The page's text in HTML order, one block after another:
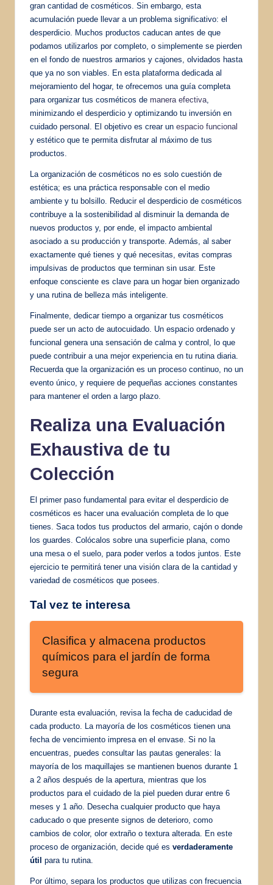
gran cantidad de cosméticos. Sin embargo, esta
acumulación puede llevar a un problema significativo: el
desperdicio. Muchos productos caducan antes de que
podamos utilizarlos por completo, o simplemente se pierden
en el fondo de nuestros armarios y cajones, olvidados hasta
que ya no son viables. En esta plataforma dedicada al
mejoramiento del hogar, te ofrecemos una guía completa
para organizar tus cosméticos de manera efectiva
minimizando el desperdicio y optimizando tu inversión en
cuidado personal. El objetivo es crear un espacio funcional
y estético que te permita disfrutar al máximo de tus
productos.
La organización de cosméticos no es solo cuestión de
estética; es una práctica responsable con el medio
ambiente y tu bolsillo. Reducir el desperdicio de cosméticos
contribuye a la sostenibilidad al disminuir la demanda de
nuevos productos y, por ende, el impacto ambiental
asociado a su producción y transporte. Además, al saber
exactamente qué tienes y qué necesitas, evitas compras
impulsivas de productos que terminan sin usar. Este
enfoque consciente es clave para un hogar bien organizado
y una rutina de belleza más inteligente.
Finalmente, dedicar tiempo a organizar tus cosméticos
puede ser un acto de autocuidado. Un espacio ordenado y
funcional genera una sensación de calma y control, lo que
puede contribuir a una mejor experiencia en tu rutina diaria.
Recuerda que la organización es un proceso continuo, no un
evento único, y requiere de pequeñas acciones constantes
para mantener el orden a largo plazo.
Realiza una Evaluación
Exhaustiva de tu
Colección
El primer paso fundamental para evitar el desperdicio de
cosméticos es hacer una evaluación completa de lo que
tienes. Saca todos tus productos del armario, cajón o donde
los guardes. Colócalos sobre una superficie plana, como
una mesa o el suelo, para poder verlos a todos juntos. Este
ejercicio te permitirá tener una visión clara de la cantidad y
variedad de cosméticos que posees.
Tal vez te interesa
Clasifica y almacena productos
químicos para el jardín de forma
segura
Durante esta evaluación, revisa la fecha de caducidad de
cada producto. La mayoría de los cosméticos tienen una
fecha de vencimiento impresa en el envase. Si no la
encuentras, puedes consultar las pautas generales: la
mayoría de los maquillajes se mantienen buenos durante 1
a 2 años después de la apertura, mientras que los
productos para el cuidado de la piel pueden durar entre 6
meses y 1 año. Desecha cualquier producto que haya
caducado o que presente signos de deterioro, como
cambios de color, olor extraño o textura alterada. En este
proceso de organización, decide qué es verdaderamente
útil para tu rutina.
Por último, separa los productos que utilizas con frecuencia